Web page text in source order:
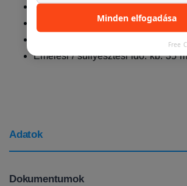
Motor teljesítménye: 3,0 kW
Elektromos csatlakozás: 400 V / 16
Emelési / süllyesztési idő: kb. 35
Adatok
Dokumentumok
Minden elfogadása
Free